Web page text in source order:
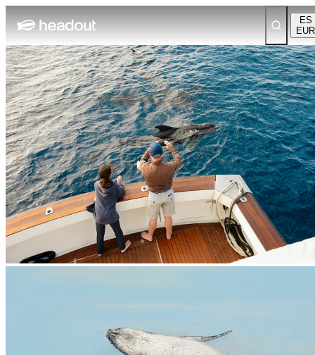
ES
EUR